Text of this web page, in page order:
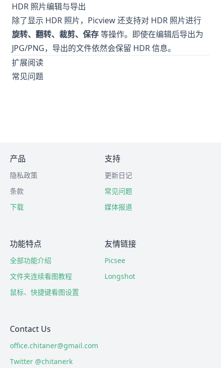
HDR 照片编辑与导出
除了显示 HDR 照片，Picview 还支持对 HDR 照片进行
旋转、翻转、裁剪、保存等操作。即使在编辑后导出为
JPG/PNG，导出的文件依然会保留 HDR 信息。
扩展阅读
常见问题
产品
隐私政策
条款
下载
支持
更新日记
常见问题
媒体报道
功能特点
全部功能介绍
文件夹连续看图教程
鼠标、快捷键看图设置
友情链接
Picsee
Longshot
Contact Us
office.chitaner@gmail.com
Twitter @chitanerk